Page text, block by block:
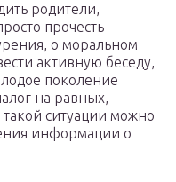
родители,
прочесть
о моральном
активную беседу,
поколение
на равных,
ситуации можно
информации о